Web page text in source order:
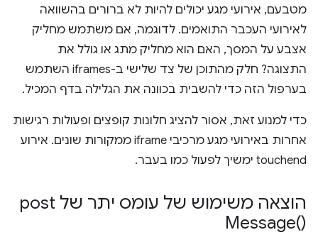
מטבעם, אירועי מגע יכולים להיות לא ברורים בהשוואה
לאירועי העכבר התואמים. לדוגמה, אם משתמש מחליק
אצבע על המסך, האם הוא מחליק מתג או גולל את
התצוגה? חלק מהתוכן של צד שלישי ב-iframes השתמש
בערפול הזה כדי להשבית בכוונה את הגלילה בדף המכיל.
כדי למנוע זאת, אסור להציג חלונות קופצים ופעולות רגישות
אחרות באירועי מגע מרכיבי iframe ממקורות שונים. אירוע
touchend ימשיך לפעול כמו בעבר.
הוצאה משימוש של עומס יתר של post
Message()‎